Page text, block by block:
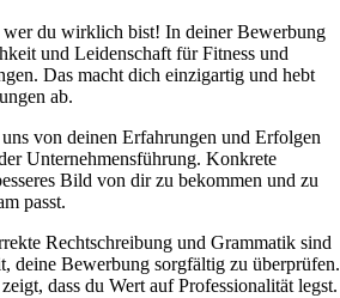
wer du wirklich bist! In deiner Bewerbung
und Leidenschaft für Fitness und
Das macht dich einzigartig und hebt
ab.
von deinen Erfahrungen und Erfolgen
Unternehmensführung. Konkrete
Bild von dir zu bekommen und zu
passt.
Rechtschreibung und Grammatik sind
deine Bewerbung sorgfältig zu überprüfen.
dass du Wert auf Professionalität legst.